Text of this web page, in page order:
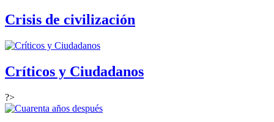
Crisis de civilización
Críticos y Ciudadanos
?>